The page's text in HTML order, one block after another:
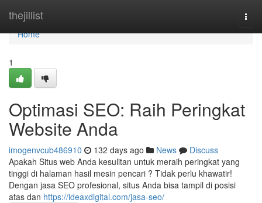
thejillist
Home
Home
1
Optimasi SEO: Raih Peringkat
Website Anda
imogenvcub486910 132 days ago News
Discuss
Apakah Situs web Anda kesulitan untuk meraih peringkat yang
tinggi di halaman hasil mesin pencari ? Tidak perlu khawatir!
Dengan jasa SEO profesional, situs Anda bisa tampil di posisi
atas dan https://ideaxdigital.com/jasa-seo/